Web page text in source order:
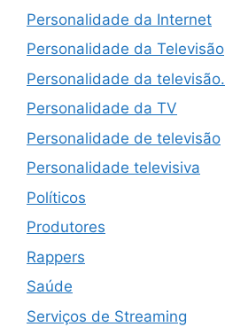
Personalidade da Internet
Personalidade da Televisão
Personalidade da televisão.
Personalidade da TV
Personalidade de televisão
Personalidade televisiva
Políticos
Produtores
Rappers
Saúde
Serviços de Streaming